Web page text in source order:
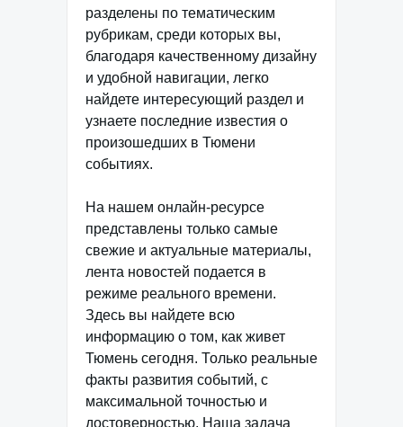
разделены по тематическим
рубрикам, среди которых вы,
благодаря качественному дизайну
и удобной навигации, легко
найдете интересующий раздел и
узнаете последние известия о
произошедших в Тюмени
событиях.
На нашем онлайн-ресурсе
представлены только самые
свежие и актуальные материалы,
лента новостей подается в
режиме реального времени.
Здесь вы найдете всю
информацию о том, как живет
Тюмень сегодня. Только реальные
факты развития событий, с
максимальной точностью и
достоверностью. Наша задача